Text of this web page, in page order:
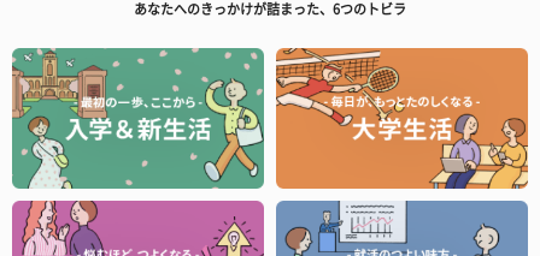
あなたへのきっかけが詰まった、6つのトビラ